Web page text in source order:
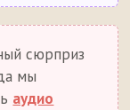
сюрприз
мы
аудио